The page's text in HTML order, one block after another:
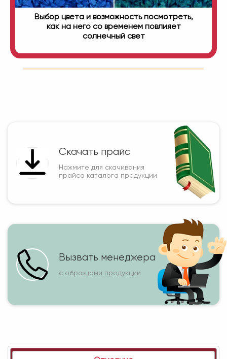
Выбор цвета и возможность посмотреть,
как на него со временем повлияет
солнечный свет
Скачать прайс
Нажмите для скачивания
прайса каталога продукции
Вызвать менеджера
с образцами продукции